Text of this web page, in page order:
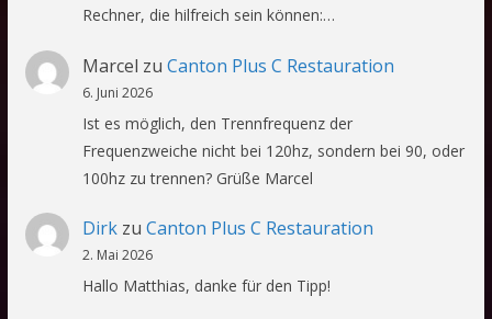
Rechner, die hilfreich sein können:…
Marcel zu Canton Plus C Restauration
6. Juni 2026
Ist es möglich, den Trennfrequenz der
Frequenzweiche nicht bei 120hz, sondern bei 90, oder
100hz zu trennen? Grüße Marcel
Dirkzu Canton Plus C Restauration
2. Mai 2026
Hallo Matthias, danke für den Tipp!